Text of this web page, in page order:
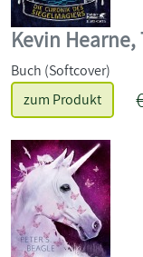
Kevin
Buch (Softcover)
zum Produkt